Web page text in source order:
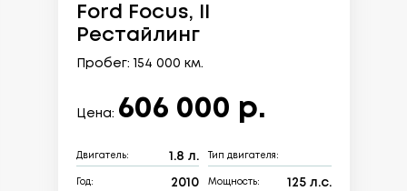
Ford Focus, II
Рестайлинг
Пробег: 154 000 км.
Цена: 606 000 р.
Двигатель: 1.8 л. Тип двигателя:
Год: 2010 Мощность: 125 л.с.